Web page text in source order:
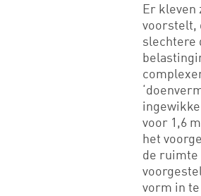
Er kleven
voorstelt,
slechtere
voor 1,6
het
de ruimte
vorm in